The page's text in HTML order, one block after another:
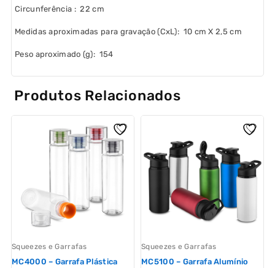
Circunferência : 22 cm
Medidas aproximadas para gravação(CxL): 10 cm X 2,5 cm
Peso aproximado (g): 154
Produtos Relacionados
Squeezes e Garrafas
MC4000 – Garrafa Plástica
Squeezes e Garrafas
MC5100 – Garrafa Alumínio